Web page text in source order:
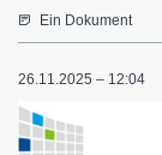
Ein Dokument
26.11.2025 – 12:04